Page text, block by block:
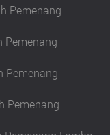
Pemenang
Pemenang
Pemenang
Pemenang